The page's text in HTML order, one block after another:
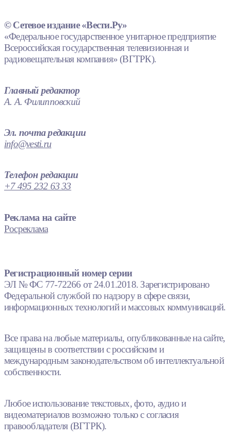
© Сетевое издание «Вести.Ру»
«Федеральное государственное унитарное предприятие
Всероссийская государственная телевизионная и
радиовещательная компания» (ВГТРК).
Главный редактор
А. А. Филипповский
Эл. почта редакции
info@vesti.ru
Телефон редакции
+7 495 232 63 33
Реклама на сайте
Росреклама
Регистрационный номер серии
ЭЛ № ФС 77-72266 от 24.01.2018. Зарегистрировано
Федеральной службой по надзору в сфере связи,
информационных технологий и массовых коммуникаций.
Все права на любые материалы, опубликованные на сайте,
защищены в соответствии с российским и
международным законодательством об интеллектуальной
собственности.
Любое использование текстовых, фото, аудио и
видеоматериалов возможно только с согласия
правообладателя (ВГТРК).